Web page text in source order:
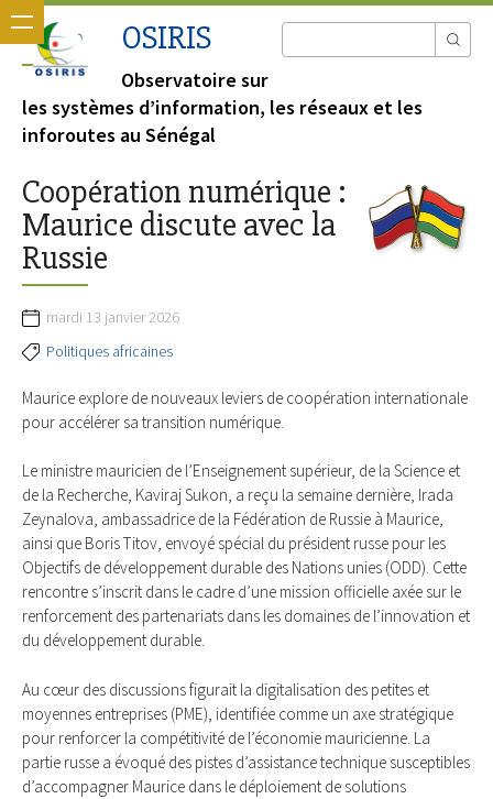
OSIRIS
Observatoire sur
les systèmes d’information, les réseaux et les
inforoutes au Sénégal
Coopération numérique :
Maurice discute avec la
Russie
mardi 13 janvier 2026
Politiques africaines
Maurice explore de nouveaux leviers de coopération internationale
pour accélérer sa transition numérique.
Le ministre mauricien de l’Enseignement supérieur, de la Science et
de la Recherche, Kaviraj Sukon, a reçu la semaine dernière, Irada
Zeynalova, ambassadrice de la Fédération de Russie à Maurice,
ainsi que Boris Titov, envoyé spécial du président russe pour les
Objectifs de développement durable des Nations unies (ODD). Cette
rencontre s’inscrit dans le cadre d’une mission officielle axée sur le
renforcement des partenariats dans les domaines de l’innovation et
du développement durable.
Au cœur des discussions figurait la digitalisation des petites et
moyennes entreprises (PME), identifiée comme un axe stratégique
pour renforcer la compétitivité de l’économie mauricienne. La
partie russe a évoqué des pistes d’assistance technique susceptibles
d’accompagner Maurice dans le déploiement de solutions